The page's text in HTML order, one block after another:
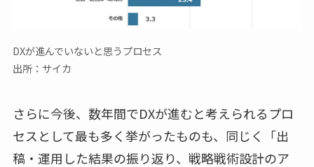
DXが進んでいないと思うプロセス
出所：サイカ
さらに今後、数年間でDXが進むと考えられるプロ
セスとして最も多く挙がったものも、同じく「出
稿・運用した結果の振り返り、戦略戦術設計のア